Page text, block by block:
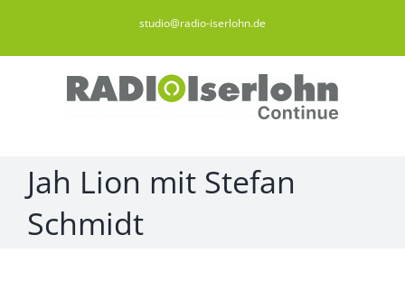
springen
studio@radio-iserlohn.de
Jah Lion mit Stefan
Schmidt